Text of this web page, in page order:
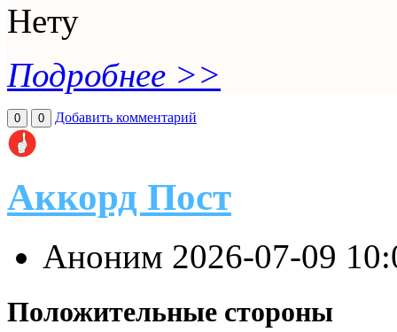
Нету
Подробнее >>
0 0 Добавить комментарий
Аккорд Пост
Аноним 2026-07-09
Положительные стороны